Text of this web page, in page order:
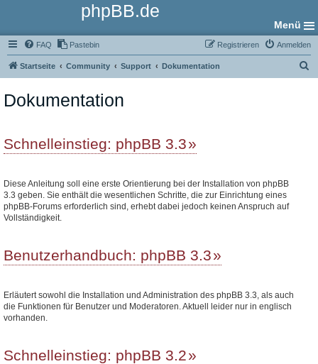
phpBB.de
Menü
FAQ Pastebin Anmelden
Registrieren
Startseite Community Support Dokumentation
Dokumentation
Schnelleinstieg: phpBB 3.3
Diese Anleitung soll eine erste Orientierung bei der Installation von phpBB
3.3 geben. Sie enthält die wesentlichen Schritte, die zur Einrichtung eines
phpBB-Forums erforderlich sind, erhebt dabei jedoch keinen Anspruch auf
Vollständigkeit.
Benutzerhandbuch: phpBB 3.3
Erläutert sowohl die Installation und Administration des phpBB 3.3, als auch
die Funktionen für Benutzer und Moderatoren. Aktuell leider nur in englisch
vorhanden.
Schnelleinstieg: phpBB 3.2